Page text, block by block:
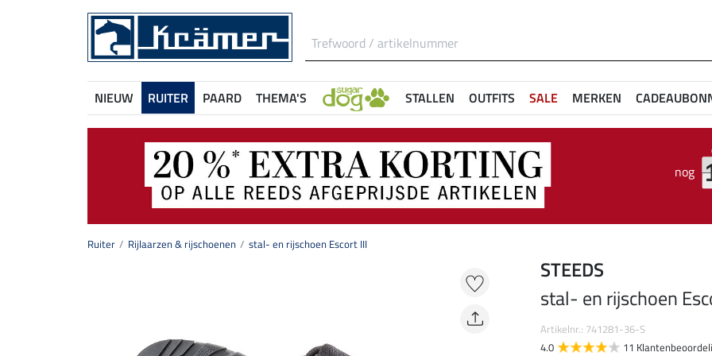
NIEUW RUITER PAARD THEMA'S STALLEN OUTFITS SALE MERKEN
nog
Ruiter Rijlaarzen & rijschoenen stal- en rijschoen Escort III
STEEDS
stal- en rijschoen
Artikelnr.: 741281-36-S
4.0
11